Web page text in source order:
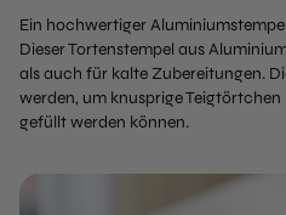
Ein hochwertiger
Dieser Tortenstempel aus
als auch für kalte Zubereitungen.
werden, um knusprige
gefüllt werden können.